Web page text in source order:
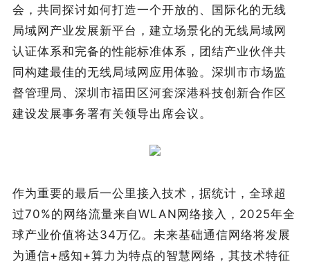
会，共同探讨如何打造一个开放的、国际化的无线
局域网产业发展新平台，建立场景化的无线局域网
认证体系和完备的性能标准体系，团结产业伙伴共
同构建最佳的无线局域网应用体验。深圳市市场监
督管理局、深圳市福田区河套深港科技创新合作区
建设发展事务署有关领导出席会议。
作为重要的最后一公里接入技术，据统计，全球超
过70%的网络流量来自WLAN网络接入，2025年全
球产业价值将达34万亿。未来基础通信网络将发展
为通信+感知+算力为特点的智慧网络，其技术特征